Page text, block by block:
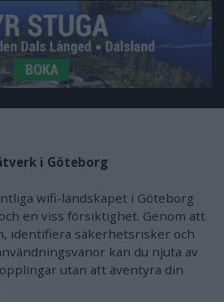
i Göteborg
wifi-landskapet i Göteborg
en viss försiktighet. Genom att
identifiera säkerhetsrisker och
kan du njuta av
utan att äventyra din